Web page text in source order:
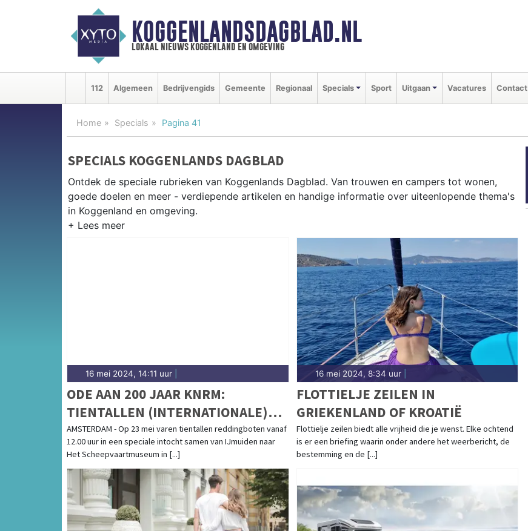
KOGGENLANDSDAGBLAD.NL
lokaal nieuws koggenland en omgeving
112 Algemeen Bedrijvengids Gemeente Regionaal Specials Sport Uitgaan Vacatures Contact
Home Specials Pagina 41
SPECIALS KOGGENLANDS DAGBLAD
Ontdek de speciale rubrieken van Koggenlands Dagblad. Van trouwen en campers tot wonen,
goede doelen en meer - verdiepende artikelen en handige informatie over uiteenlopende thema's
in Koggenland en omgeving.
16 mei 2024, 14:11 uur
ODE AAN 200 JAAR KNRM:
TIENTALLEN (INTERNATIONALE)
REDDINGBOTEN VAREN OP 23 MEI
VAN IJMUIDEN NAAR HET
SCHEEPVAARTMUSEUM IN
AMSTERDAM
AMSTERDAM - Op 23 mei varen tientallen reddingboten vanaf
12.00 uur in een speciale intocht samen van IJmuiden naar
Het Scheepvaartmuseum in [...]
16 mei 2024, 8:34 uur|
FLOTTIELJE ZEILEN IN
GRIEKENLAND OF KROATIË
Flottielje zeilen biedt alle vrijheid die je wenst. Elke ochtend
is er een briefing waarin onder andere het weerbericht, de
bestemming en de [...]